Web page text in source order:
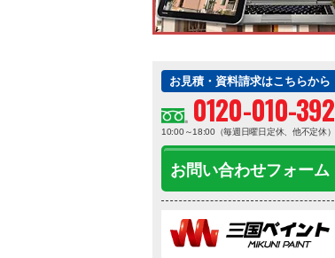
お見積・資料請求はこちらから
0120-010-392
10:00～18:00（毎週日曜日定休、他不定休）
お問い合わせフォーム